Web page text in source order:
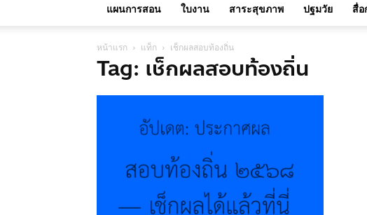
แผนการสอน ใบงาน สาระสุขภาพ ปฐมวัย สื่อ
หน้าแรก แท็ก เช็กผลสอบท้องถิ่น
Tag: เช็กผลสอบท้องถิ่น